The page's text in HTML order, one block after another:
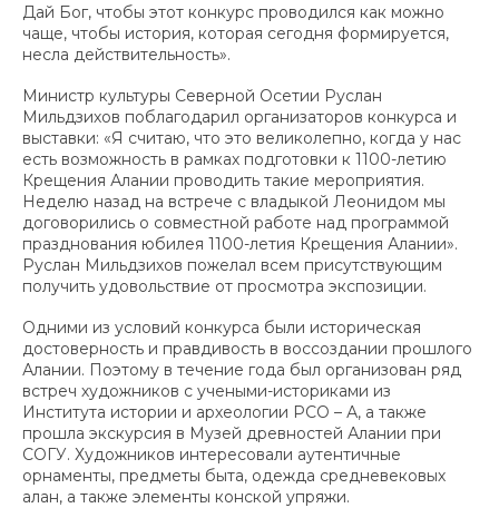
Дай Бог, чтобы этот конкурс проводился как можно
чаще, чтобы история, которая сегодня формируется,
несла действительность».
Министр культуры Северной Осетии Руслан
Мильдзихов поблагодарил организаторов конкурса и
выставки: «Я считаю, что это великолепно, когда у нас
есть возможность в рамках подготовки к 1100-летию
Крещения Алании проводить такие мероприятия.
Неделю назад на встрече с владыкой Леонидом мы
договорились о совместной работе над программой
празднования юбилея 1100-летия Крещения Алании».
Руслан Мильдзихов пожелал всем присутствующим
получить удовольствие от просмотра экспозиции.
Одними из условий конкурса были историческая
достоверность и правдивость в воссоздании прошлого
Алании. Поэтому в течение года был организован ряд
встреч художников с учеными-историками из
Института истории и археологии РСО – А, а также
прошла экскурсия в Музей древностей Алании при
СОГУ. Художников интересовали аутентичные
орнаменты, предметы быта, одежда средневековых
алан, а также элементы конской упряжи.